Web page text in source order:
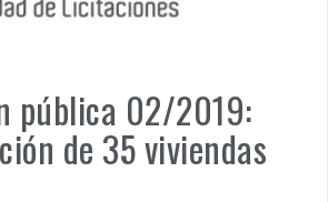
pública 02/2019:
de 35 viviendas